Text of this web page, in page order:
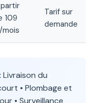
109
Tarif sur
demande
Livraison du
• Plombage et
• Surveillance